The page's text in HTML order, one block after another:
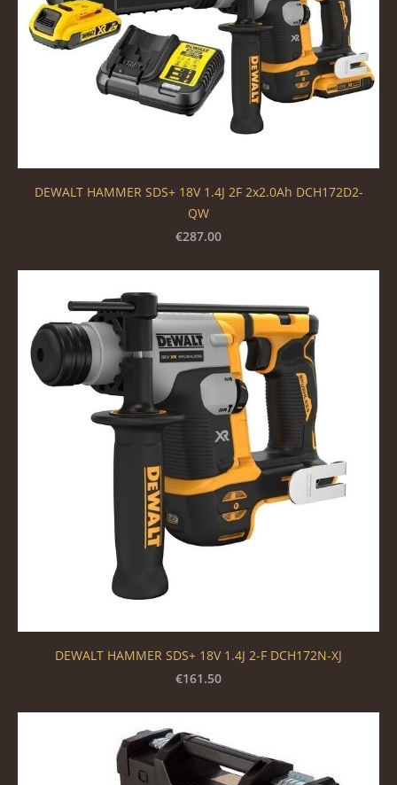
DEWALT HAMMER SDS+ 18V 1.4J 2F 2x2.0Ah DCH172D2-
QW
€287.00
DEWALT HAMMER SDS+ 18V 1.4J 2-F DCH172N-XJ
€161.50